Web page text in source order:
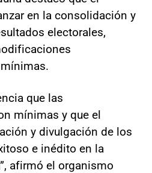
en la consolidación y
electorales,
que las
mínimas y que el
y divulgación de los
e inédito en la
afirmó el organismo